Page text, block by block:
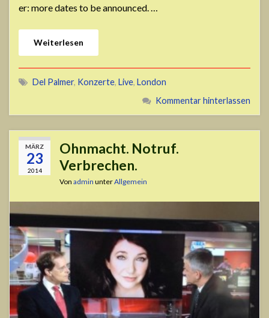
er: more dates to be announced. …
Weiterlesen
Del Palmer, Konzerte, Live, London
Kommentar hinterlassen
MÄRZ
23
2014
Ohnmacht. Notruf.
Verbrechen.
Von admin unterAllgemein